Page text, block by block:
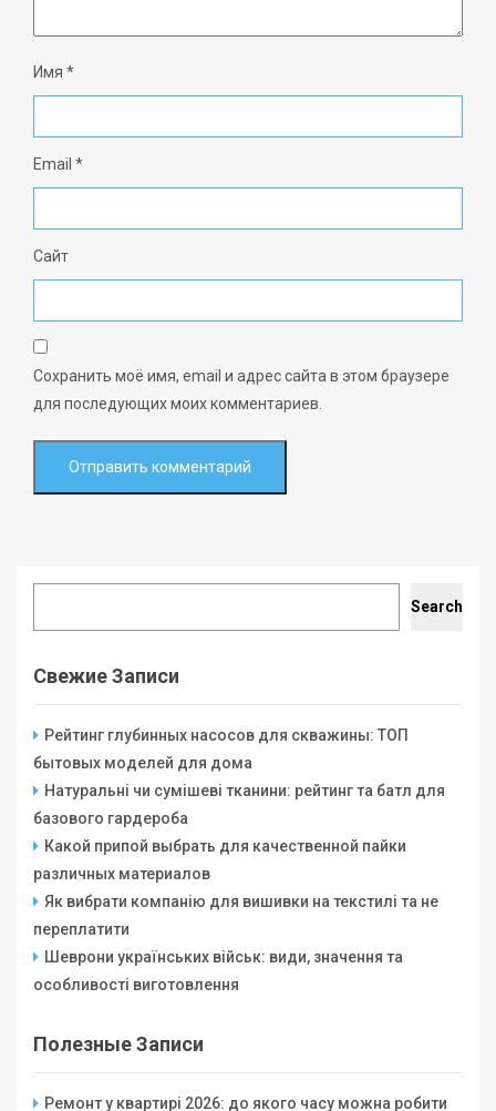
Имя *
Email *
Сайт
Сохранить моё имя, email и адрес сайта в этом браузере
для последующих моих комментариев.
Search
Свежие Записи
Рейтинг глубинных насосов для скважины: ТОП
бытовых моделей для дома
Натуральні чи сумішеві тканини: рейтинг та батл для
базового гардероба
Какой припой выбрать для качественной пайки
различных материалов
Як вибрати компанію для вишивки на текстилі та не
переплатити
Шеврони українських військ: види, значення та
особливості виготовлення
Полезные Записи
Ремонт у квартирі 2026: до якого часу можна робити